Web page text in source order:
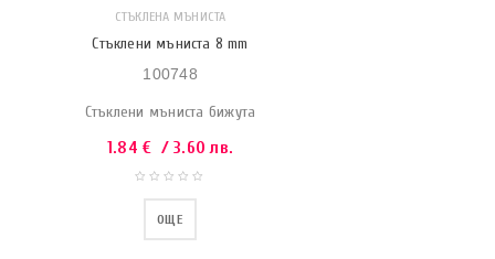
СТЪКЛЕНА МЪНИСТА
Стъклени мъниста 8 mm
100748
Стъклени мъниста бижута
1.84€ / 3.60 лв.
ОЩЕ